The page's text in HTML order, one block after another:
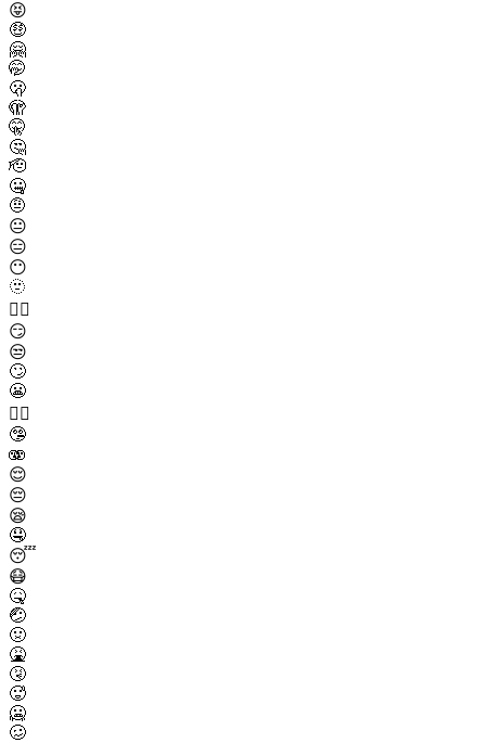
😝
🤑
🤗
🤭
🫢
🫣
🤫
🤔
🫡
🤐
🤨
😐
😑
😶
🫥
😶‍🌫️
😏
😒
🙄
😬
😮‍💨
🤥
🫨
😌
😔
😪
🤤
😴
😷
🤒
🤕
🤢
🤮
🤧
🥵
🥶
🥴